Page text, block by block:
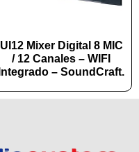
UI12 Mixer Digital 8 MIC
/ 12 Canales – WIFI
Integrado – SoundCraft.